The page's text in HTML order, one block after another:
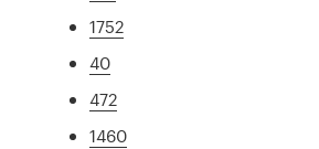
1752
40
472
1460